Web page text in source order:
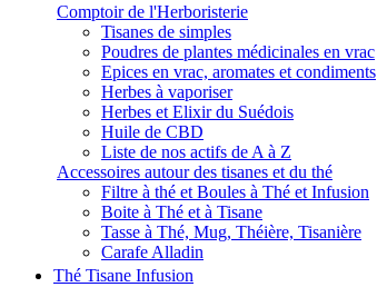
Comptoir de l'Herboristerie
Tisanes de simples
Poudres de plantes médicinales en vrac
Epices en vrac, aromates et condiments
Herbes à vaporiser
Herbes et Elixir du Suédois
Huile de CBD
Liste de nos actifs de A à Z
Accessoires autour des tisanes et du thé
Filtre à thé et Boules à Thé et Infusion
Boite à Thé et à Tisane
Tasse à Thé, Mug, Théière, Tisanière
Carafe Alladin
Thé Tisane Infusion